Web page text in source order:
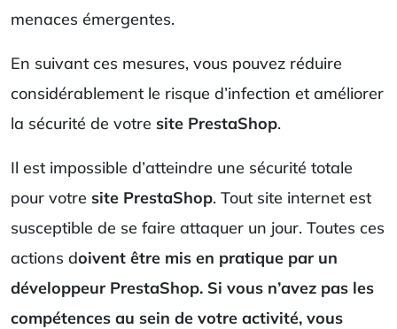
menaces émergentes.
En suivant ces mesures, vous pouvez réduire
considérablement le risque d’infection et améliorer
la sécurité de votre site PrestaShop.
Il est impossible d’atteindre une sécurité totale
pour votre site PrestaShop. Tout site internet est
susceptible de se faire attaquer un jour. Toutes ces
actions doivent être mis en pratique par un
développeur PrestaShop. Si vous n’avez pas les
compétences au sein de votre activité, vous